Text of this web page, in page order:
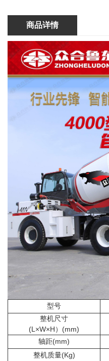
商品详情
型号
整机尺寸
(L×W×H）(mm)
轴距(mm)
整机质量(Kg)